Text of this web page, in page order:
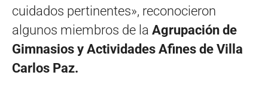
cuidados pertinentes», reconocieron
algunos miembros de la Agrupación de
Gimnasios y Actividades Afines de Villa
Carlos Paz.